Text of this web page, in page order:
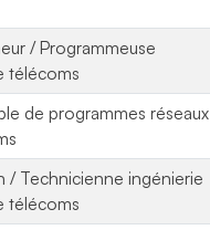
/ Programmeuse
télécoms
de programmes réseaux
/ Technicienne ingénierie
télécoms